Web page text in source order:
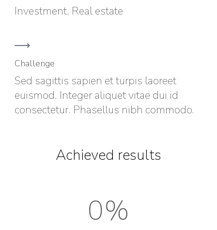
Investment, Real estate
Challenge
Sed sagittis sapien et turpis laoreet
euismod. Integer aliquet vitae dui id
consectetur. Phasellus nibh commodo.
Achieved results
0%